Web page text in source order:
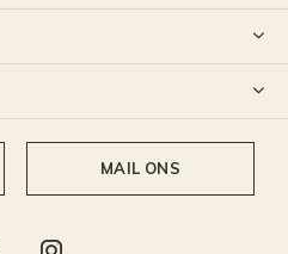
MAIL ONS